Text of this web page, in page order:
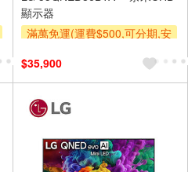
顯示器
滿萬免運(運費$500,可分期,安
及使用6期以上分期0利率,需付
基本安裝運費)
贈壁掛架
$35,900